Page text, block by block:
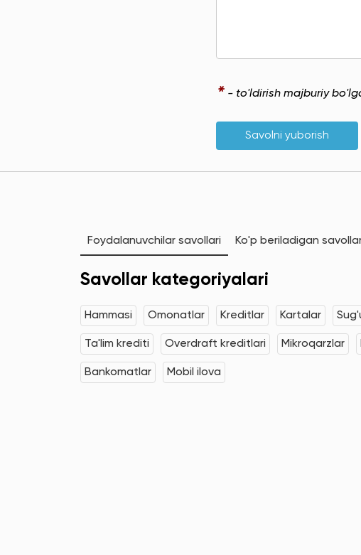
* - to'ldirish majburiy
Savolni yuborish
Foydalanuvchilar savollari Ko'p beriladigan
Savollar kategoriyalari
Hammasi Omonatlar Kreditlar Kartalar
Ta'lim krediti Overdraft kreditlari Mikroqarzlar
Bankomatlar Mobil ilova